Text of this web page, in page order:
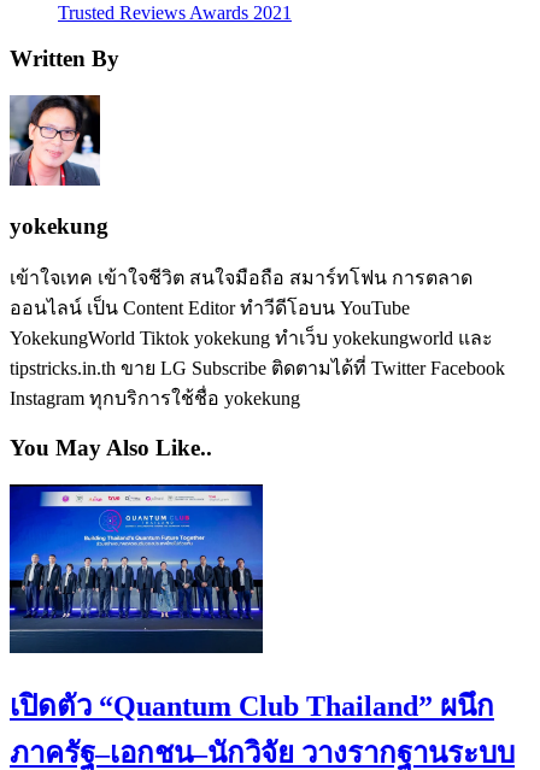
Trusted Reviews Awards 2021
Written By
yokekung
เข้าใจเทค เข้าใจชีวิต สนใจมือถือ สมาร์ทโฟน การตลาด
ออนไลน์ เป็น Content Editor ทำวีดีโอบน YouTube
YokekungWorld Tiktok yokekung ทำเว็บ yokekungworld และ
tipstricks.in.th ขาย LG Subscribe ติดตามได้ที่ Twitter Facebook
Instagram ทุกบริการใช้ชื่อ yokekung
You May Also Like..
เปิดตัว “Quantum Club Thailand” ผนึก
ภาครัฐ–เอกชน–นักวิจัย วางรากฐานระบบ